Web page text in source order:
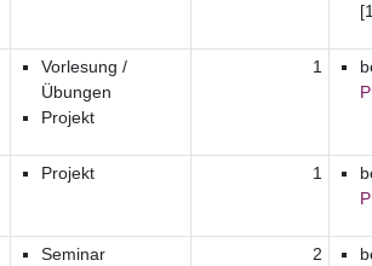
Vorlesung /
Übungen
Projekt
1
Projekt 1
Seminar
2